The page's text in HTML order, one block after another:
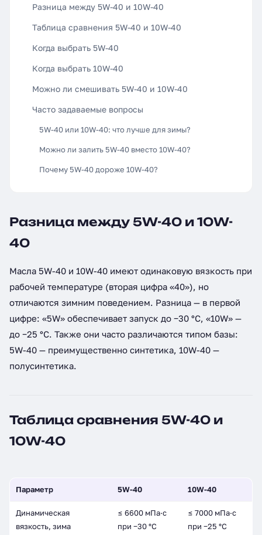
Разница между 5W-40 и 10W-40
Таблица сравнения 5W-40 и 10W-40
Когда выбрать 5W-40
Когда выбрать 10W-40
Можно ли смешивать 5W-40 и 10W-40
Часто задаваемые вопросы
5W-40 или 10W-40: что лучше для зимы?
Можно ли залить 5W-40 вместо 10W-40?
Почему 5W-40 дороже 10W-40?
Разница между 5W-40 и 10W-
40
Масла 5W-40 и 10W-40 имеют одинаковую вязкость при
рабочей температуре (вторая цифра «40»), но
отличаются зимним поведением. Разница — в первой
цифре: «5W» обеспечивает запуск до −30 °C, «10W» —
до −25 °C. Также они часто различаются типом базы:
5W-40 — преимущественно синтетика, 10W-40 —
полусинтетика.
Таблица сравнения 5W-40 и
10W-40
Параметр 5W-40 10W-40
Динамическая
вязкость, зима
≤ 6600 мПа·с
при −30 °C
≤ 7000 мПа·с
при −25 °C